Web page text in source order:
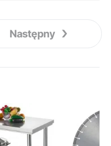
Następny